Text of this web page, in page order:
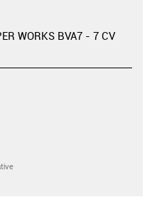
WORKS BVA7 - 7 CV